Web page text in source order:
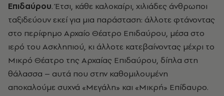
Επιδαύρου. Έτσι, κάθε καλοκαίρι, χιλιάδες άνθρωποι
ταξιδεύουν εκεί για μια παράσταση: άλλοτε φτάνοντας
στο περίφημο Αρχαίο Θέατρο Επιδαύρου, μέσα στο
ιερό του Ασκληπιού, κι άλλοτε κατεβαίνοντας μέχρι το
Μικρό Θέατρο της Αρχαίας Επιδαύρου, δίπλα στη
θάλασσα – αυτά που στην καθομιλουμένη
αποκαλούμε συχνά «Μεγάλη» και «Μικρή» Επίδαυρο.